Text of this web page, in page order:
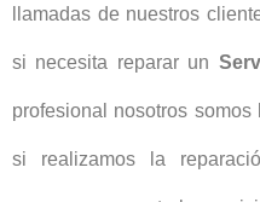
llamadas de nuestros
si necesita reparar un
profesional nosotros
si realizamos la